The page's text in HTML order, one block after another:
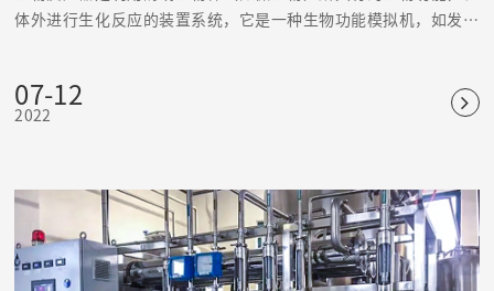
体外进行生化反应的装置系统，它是一种生物功能模拟机，如发酵
07-12
2022